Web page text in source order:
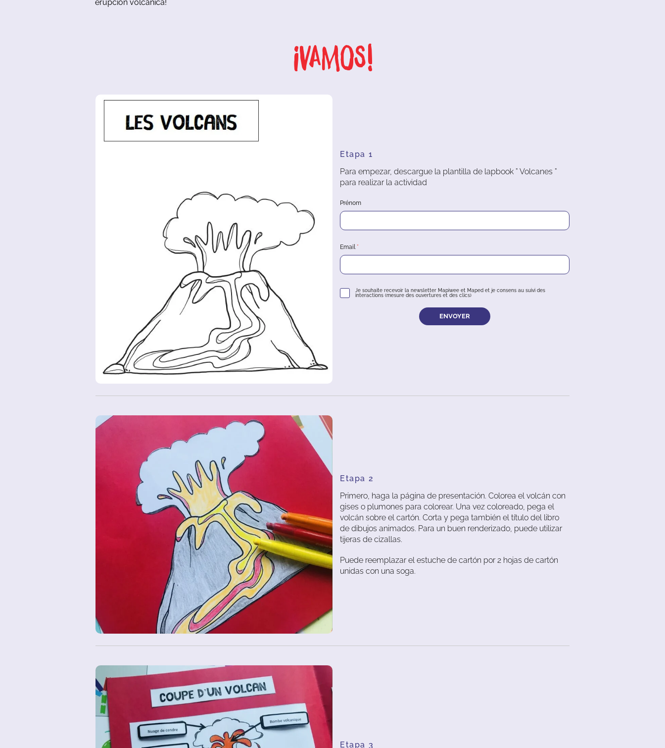
erupción volcánica!
¡Vamos!
Etapa 1
Para empezar, descargue la plantilla de lapbook ” Volcanes ”
para realizar la actividad
Prénom
Email
Je souhaite recevoir la newsletter Mapiwee et Maped et je consens au suivi des
interactions (mesure des ouvertures et des clics)
ENVOYER
Etapa 2
Primero, haga la página de presentación. Colorea el volcán con
gises o plumones para colorear. Una vez coloreado, pega el
volcán sobre el cartón. Corta y pega también el título del libro
de dibujos animados. Para un buen renderizado, puede utilizar
tijeras de cizallas.
Puede reemplazar el estuche de cartón por 2 hojas de cartón
unidas con una soga.
Etapa 3